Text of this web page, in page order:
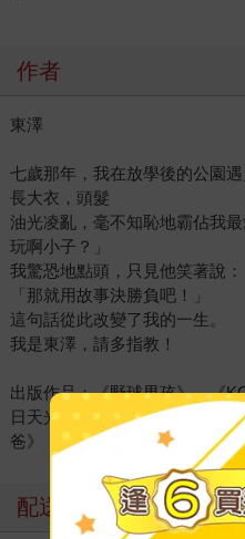
作者
東澤
七歲那年，我在放學後的公園
長大衣，頭髮
油光凌亂，毫不知恥地霸佔我
玩啊小子？」
我驚恐地點頭，只見他笑著說：
「那就用故事決勝負吧！」
這句話從此改變了我的一生。
我是東澤，請多指教！
出版作品：《野球男孩》、《
日天光大作》、《我在這首歌
爸》
配送方式